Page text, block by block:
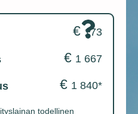
€ 173
€ 1 667
€ 1 840*
todellinen